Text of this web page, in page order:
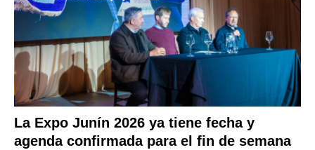
La Expo Junín 2026 ya tiene fecha y
agenda confirmada para el fin de semana